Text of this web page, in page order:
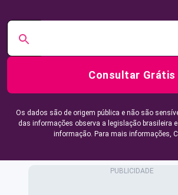
Consultar Grátis
Os dados são de origem pública e não são
das informações observa a legislação brasileira
informação. Para mais informações,